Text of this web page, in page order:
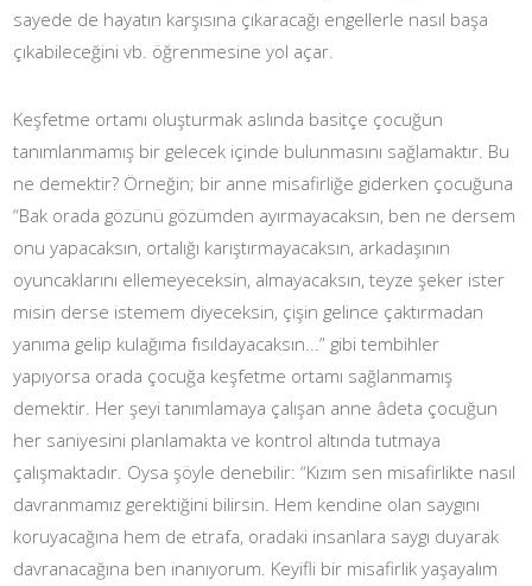
sayede de hayatın karşısına çıkaracağı engellerle nasıl başa
çıkabileceğini vb. öğrenmesine yol açar.
Keşfetme ortamı oluşturmak aslında basitçe çocuğun
tanımlanmamış bir gelecek içinde bulunmasını sağlamaktır. Bu
ne demektir? Örneğin; bir anne misafirliğe giderken çocuğuna
“Bak orada gözünü gözümden ayırmayacaksın, ben ne dersem
onu yapacaksın, ortalığı karıştırmayacaksın, arkadaşının
oyuncaklarını ellemeyeceksin, almayacaksın, teyze şeker ister
misin derse istemem diyeceksin, çişin gelince çaktırmadan
yanıma gelip kulağıma fısıldayacaksın...” gibi tembihler
yapıyorsa orada çocuğa keşfetme ortamı sağlanmamış
demektir. Her şeyi tanımlamaya çalışan anne âdeta çocuğun
her saniyesini planlamakta ve kontrol altında tutmaya
çalışmaktadır. Oysa şöyle denebilir: “Kızım sen misafirlikte nasıl
davranmamız gerektiğini bilirsin. Hem kendine olan saygını
koruyacağına hem de etrafa, oradaki insanlara saygı duyarak
davranacağına ben inanıyorum. Keyifli bir misafirlik yaşayalım